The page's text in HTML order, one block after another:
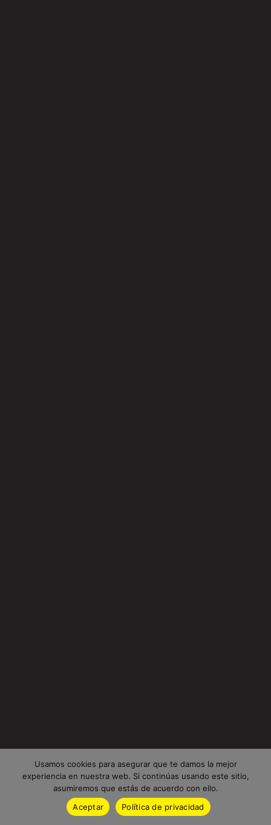
Usamos cookies para asegurar que te damos la mejor
experiencia en nuestra web. Si continúas usando este sitio,
asumiremos que estás de acuerdo con ello.
Aceptar
Política de privacidad